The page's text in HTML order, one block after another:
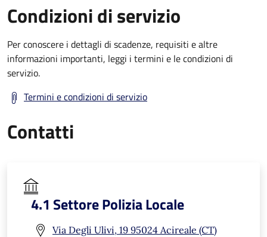
Condizioni di servizio
Per conoscere i dettagli di scadenze, requisiti e altre
informazioni importanti, leggi i termini e le condizioni di
servizio.
Termini e condizioni di servizio
Contatti
4.1 Settore Polizia Locale
Via Degli Ulivi, 19 95024 Acireale (CT)